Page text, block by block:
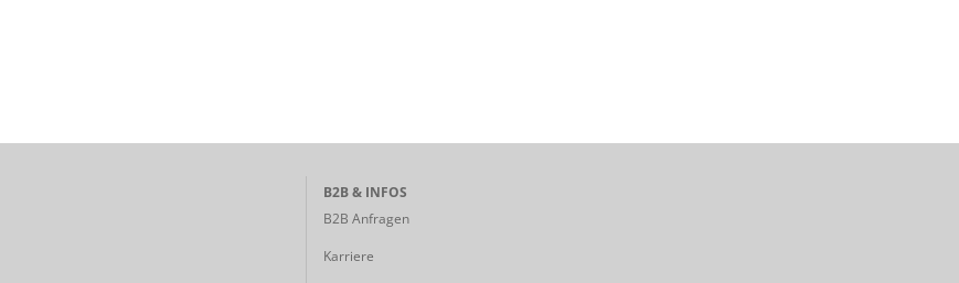
B2B & INFOS
B2B Anfragen
Karriere